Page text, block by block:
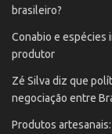
brasileiro?
Conabio e espécies
produtor
Zé Silva diz que
negociação entre
Produtos